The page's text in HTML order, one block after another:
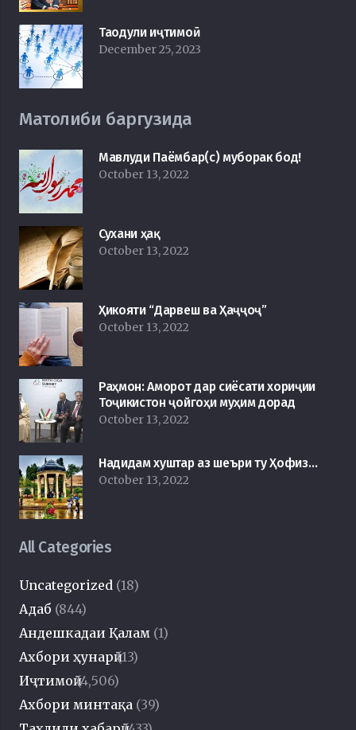
Таодули иҷтимоӣ
December 25, 2023
Матолиби баргузида
Мавлуди Паёмбар(с) муборак бод!
October 13, 2022
Сухани ҳақ
October 13, 2022
Ҳикояти “Дарвеш ва Ҳаҷҷоҷ”
October 13, 2022
Раҳмон: Аморот дар сиёсати хориҷии
Тоҷикистон ҷойгоҳи муҳим дорад
October 13, 2022
Надидам хуштар аз шеъри ту Ҳофиз…
October 13, 2022
All Categories
Uncategorized (18)
Адаб (844)
Андешкадаи Қалам (1)
Ахбори ҳунарӣ(13)
Иҷтимоӣ(4,506)
Ахбори минтақа (39)